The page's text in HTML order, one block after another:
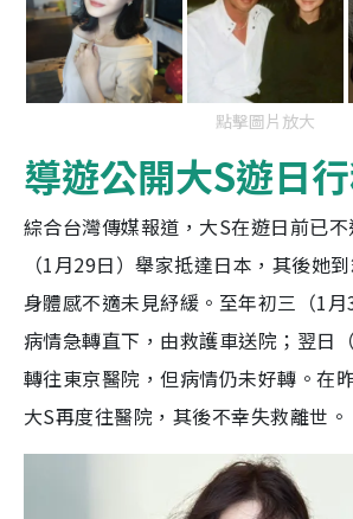
點擊圖片放大
導遊公開大S遊日
綜合台灣傳媒報道，大S在遊日前已
（1月29日）舉家抵達日本，其後她
身體感不適未見紓緩。至年初三（1
病情急轉直下，由救護車送院；翌日
轉往東京醫院，但病情仍未好轉。在
大S再度往醫院，其後不幸失救離世。